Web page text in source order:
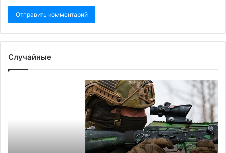
Случайные
о